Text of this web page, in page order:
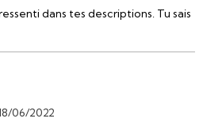
dans tes descriptions. Tu sais
06/2022